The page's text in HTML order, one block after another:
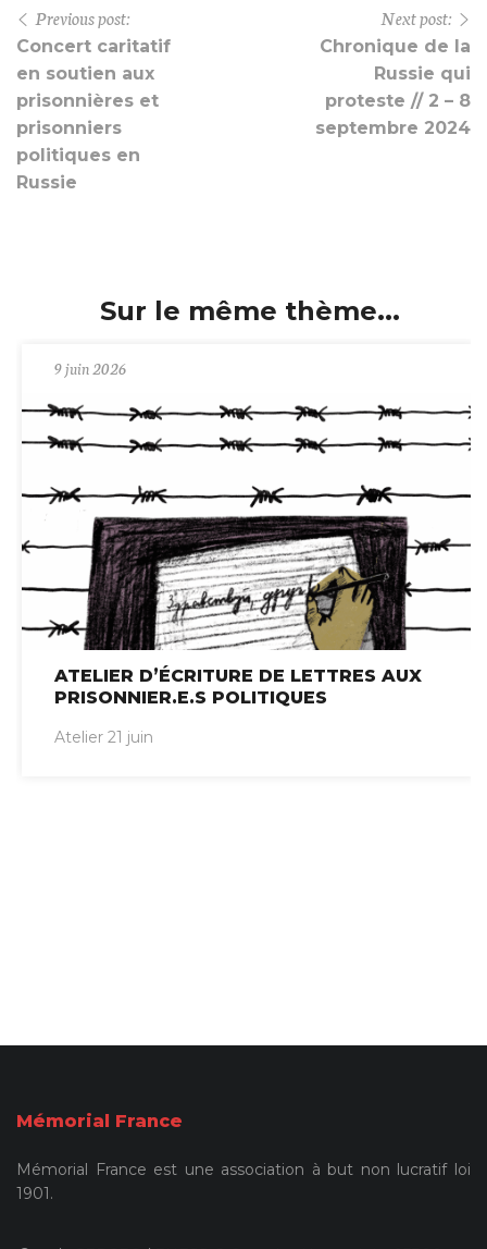
Previous post:
Concert caritatif
en soutien aux
prisonnières et
prisonniers
politiques en
Russie
Next post:
Chronique de la
Russie qui
proteste // 2 – 8
septembre 2024
Sur le même thème...
9 juin 2026
ATELIER D’ÉCRITURE DE LETTRES AUX
PRISONNIER.E.S POLITIQUES
Atelier 21 juin
Mémorial France
Mémorial France est une association à but non lucratif loi
1901.